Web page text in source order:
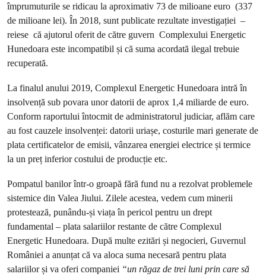
împrumuturile se ridicau la aproximativ 73 de milioane euro (337
de milioane lei). În 2018, sunt publicate rezultate investigației –
reiese că ajutorul oferit de către guvern Complexului Energetic
Hunedoara este incompatibil și că suma acordată ilegal trebuie
recuperată.
La finalul anului 2019, Complexul Energetic Hunedoara intră în
insolvență sub povara unor datorii de aprox 1,4 miliarde de euro.
Conform raportului întocmit de administratorul judiciar, aflăm care
au fost cauzele insolvenței: datorii uriașe, costurile mari generate de
plata certificatelor de emisii, vânzarea energiei electrice și termice
la un preț inferior costului de producție etc.
Pompatul banilor într-o groapă fără fund nu a rezolvat problemele
sistemice din Valea Jiului. Zilele acestea, vedem cum minerii
protestează, punându-și viața în pericol pentru un drept
fundamental – plata salariilor restante de către Complexul
Energetic Hunedoara. După multe ezitări și negocieri, Guvernul
României a anunțat că va aloca suma necesară pentru plata
salariilor și va oferi companiei “un răgaz de trei luni prin care să